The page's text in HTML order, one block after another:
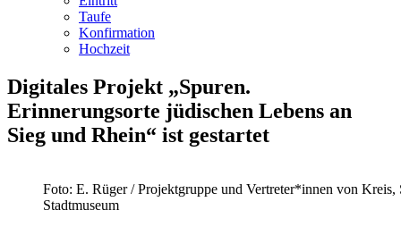
Taufe
Konfirmation
Hochzeit
Digitales Projekt „Spuren.
Erinnerungsorte jüdischen Lebens an
Sieg und Rhein“ ist gestartet
Foto: E. Rüger / Projektgruppe und Vertreter*innen von
Stadtmuseum